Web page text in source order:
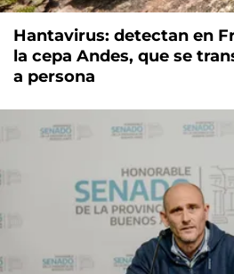
Hantavirus: detectan en
la cepa Andes, que se
a persona